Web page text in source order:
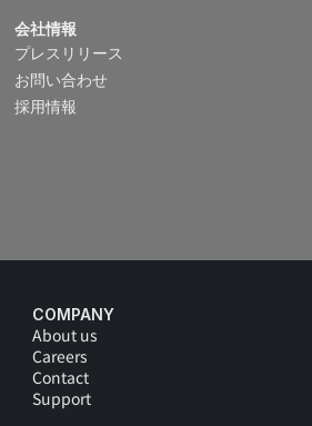
会社情報
プレスリリース
お問い合わせ
採用情報
COMPANY
About us
Careers
Contact
Support